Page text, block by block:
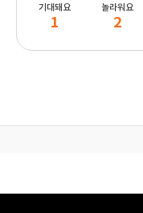
기대돼요
1
놀라워요
2